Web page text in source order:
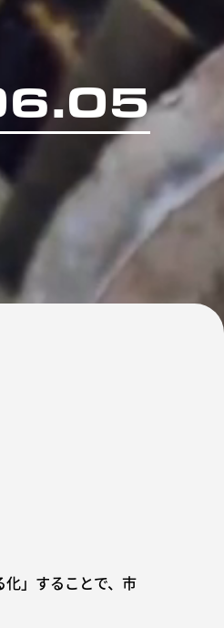
」することで、市